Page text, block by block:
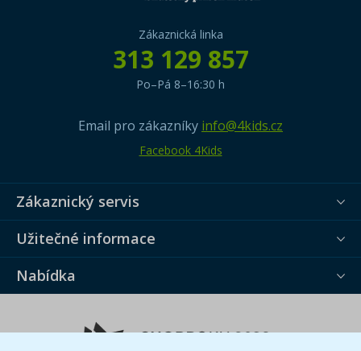
Zákaznická linka
313 129 857
Po–Pá 8–16:30 h
Email pro zákazníky info@4kids.cz
Facebook 4Kids
Zákaznický servis
Užitečné informace
Nabídka